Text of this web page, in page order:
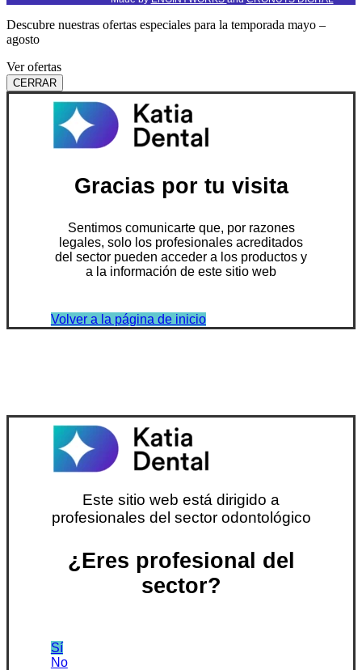
Descubre nuestras ofertas especiales para la temporada mayo –
agosto
Ver ofertas
CERRAR
Gracias por tu visita
Sentimos comunicarte que, por razones
legales, solo los profesionales acreditados
del sector pueden acceder a los productos y
a la información de este sitio web
Volver a la página de inicio
Este sitio web está dirigido a
profesionales del sector odontológico
¿Eres profesional del
sector?
Sí
No